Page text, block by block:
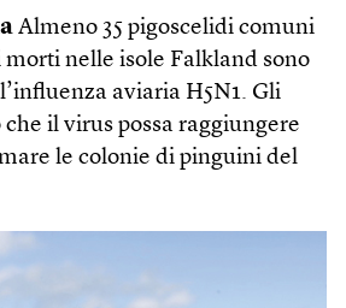
Almeno 35 pigoscelidi comuni
morti nelle isole Falkland sono
aviaria H5N1. Gli
il virus possa raggiungere
le colonie di pinguini del